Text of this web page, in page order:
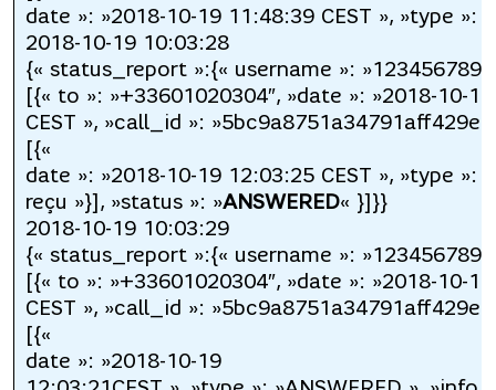
date »: »2018-10-19 11:48:39 CEST », »type »:
2018-10-19 10:03:28
{« status_report »:{« username »:
[{« to »: »+33601020304″, »date »: »2018-10-
CEST », »call_id »:
[{«
date »: »2018-10-19 12:03:25 CEST », »type »:
reçu »}], »status »: »ANSWERED« }]}}
2018-10-19 10:03:29
{« status_report »:{« username »:
[{« to »: »+33601020304″, »date »: »2018-10-
CEST », »call_id »:
[{«
date »: »2018-10-19